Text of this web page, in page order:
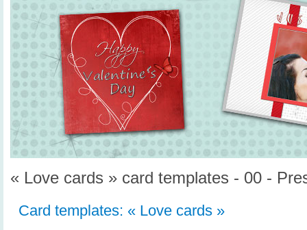
« Love cards » card templates - 00 -
Card templates: « Love cards »